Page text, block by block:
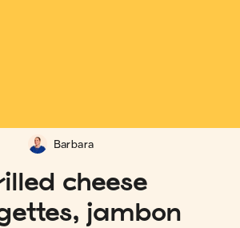
cheese
jambon
Barbara